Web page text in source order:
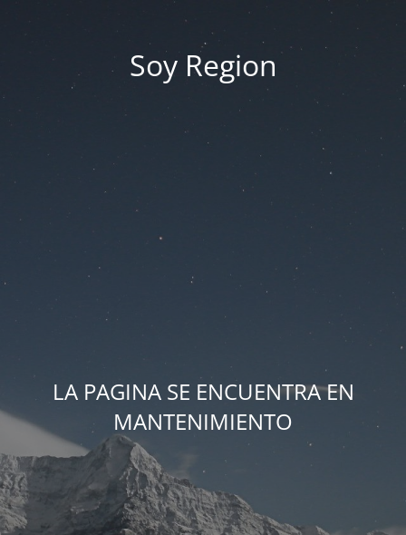
Soy Region
LA PAGINA SE ENCUENTRA EN
MANTENIMIENTO